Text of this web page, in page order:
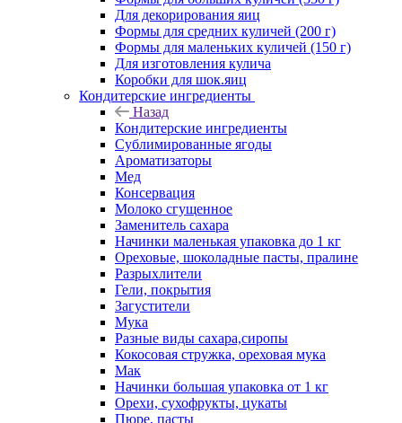
Для декорирования яиц
Формы для средних куличей (200 г)
Формы для маленьких куличей (150 г)
Для изготовления кулича
Коробки для шок.яиц
Кондитерские ингредиенты
Назад
Кондитерские ингредиенты
Сублимированные ягоды
Ароматизаторы
Мед
Консервация
Молоко сгущенное
Заменитель сахара
Начинки маленькая упаковка до 1 кг
Ореховые, шоколадные пасты, пралине
Разрыхлители
Гели, покрытия
Загустители
Мука
Разные виды сахара,сиропы
Кокосовая стружка, ореховая мука
Мак
Начинки большая упаковка от 1 кг
Орехи, сухофрукты, цукаты
Пюре, пасты